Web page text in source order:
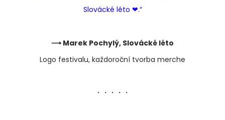
Slovácké léto ❤︎.“
⟶ Marek Pochylý, Slovácké léto
Logo festivalu, každoroční tvorba merche
・・・・・